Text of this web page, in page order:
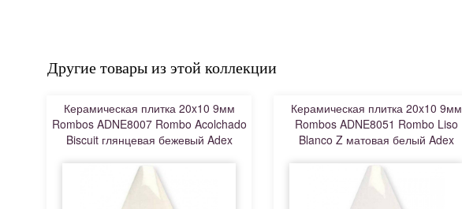
Другие товары из этой коллекции
Керамическая плитка 20x10 9мм
Rombos ADNE8007 Rombo Acolchado
Biscuit глянцевая бежевый Adex
Керамическая плитка 20x10 9мм
Rombos ADNE8051 Rombo Liso
Blanco Z матовая белый Adex